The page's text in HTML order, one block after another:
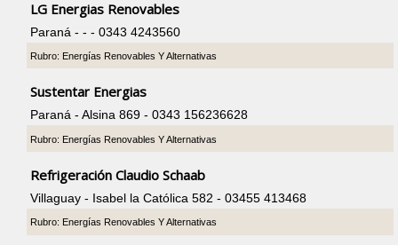
LG Energias Renovables
Paraná - - - 0343 4243560
Rubro: Energías Renovables Y Alternativas
Sustentar Energias
Paraná - Alsina 869 - 0343 156236628
Rubro: Energías Renovables Y Alternativas
Refrigeración Claudio Schaab
Villaguay - Isabel la Católica 582 - 03455 413468
Rubro: Energías Renovables Y Alternativas